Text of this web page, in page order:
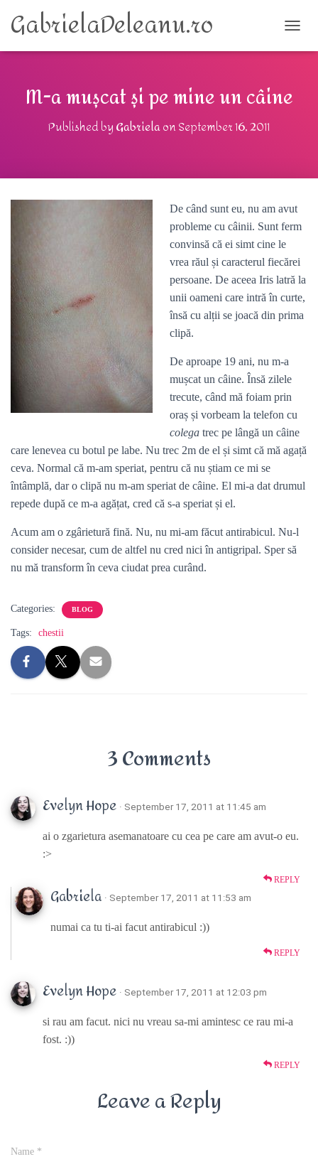
GabrielaDeleanu.ro
M-a mușcat și pe mine un câine
Published byGabrielaonSeptember 16, 2011
De când sunt eu, nu am avut
probleme cu câinii. Sunt ferm
convinsă că ei simt cine le
vrea răul și caracterul fiecărei
persoane. De aceea Iris latră la
unii oameni care intră în curte,
însă cu alții se joacă din prima
clipă.
De aproape 19 ani, nu m-a
mușcat un câine. Însă zilele
trecute, când mă foiam prin
oraș și vorbeam la telefon cu
colega trec pe lângă un câine
care lenevea cu botul pe labe. Nu trec 2m de el și simt că mă agață
ceva. Normal că m-am speriat, pentru că nu știam ce mi se
întâmplă, dar o clipă nu m-am speriat de câine. El mi-a dat drumul
repede după ce m-a agățat, cred că s-a speriat și el.
Acum am o zgârietură fină. Nu, nu mi-am făcut antirabicul. Nu-l
consider necesar, cum de altfel nu cred nici în antigripal. Sper să
nu mă transform în ceva ciudat prea curând.
Categories: BLOG
Tags: chestii
3 Comments
Evelyn Hope · September 17, 2011 at 11:45 am
ai o zgarietura asemanatoare cu cea pe care am avut-o eu.
:>
REPLY
Gabriela · September 17, 2011 at 11:53 am
numai ca tu ti-ai facut antirabicul :))
REPLY
Evelyn Hope · September 17, 2011 at 12:03 pm
si rau am facut. nici nu vreau sa-mi amintesc ce rau mi-a
fost. :))
REPLY
Leave a Reply
Name *